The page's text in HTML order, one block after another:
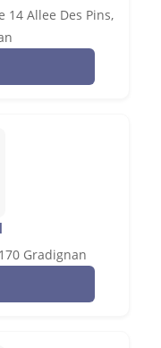
14 Allee Des Pins,
Gradignan